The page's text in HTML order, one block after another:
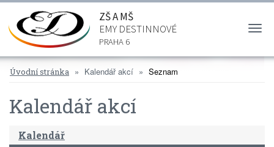
ZŠ A MŠ
EMY DESTINNOVÉ
PRAHA 6
Úvodní stránka Kalendář akcí Seznam
Kalendář akcí
Kalendář